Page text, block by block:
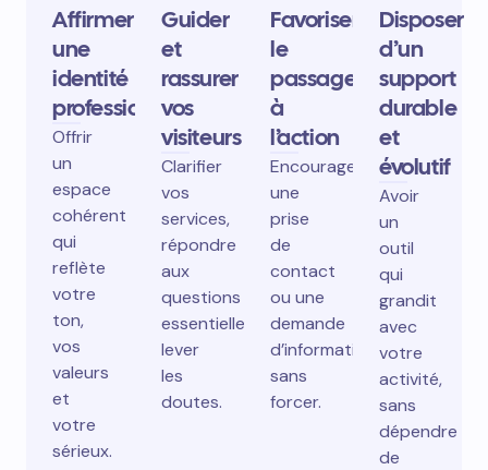
Affirmer
une
identité
professionnelle
Offrir
un
espace
cohérent
qui
reflète
votre
ton,
vos
valeurs
et
votre
sérieux.
Guider
et
rassurer
vos
visiteurs
Clarifier
vos
services,
répondre
aux
questions
essentielles,
lever
les
doutes.
Favoriser
le
passage
à
l’action
Encourager
une
prise
de
contact
ou une
demande
d’information
sans
forcer.
Disposer
d’un
support
durable
et
évolutif
Avoir
un
outil
qui
grandit
avec
votre
activité,
sans
dépendre
de